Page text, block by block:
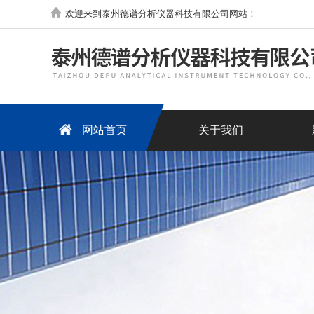
欢迎来到泰州德谱分析仪器科技有限公司网站！
网站首页 关于我们